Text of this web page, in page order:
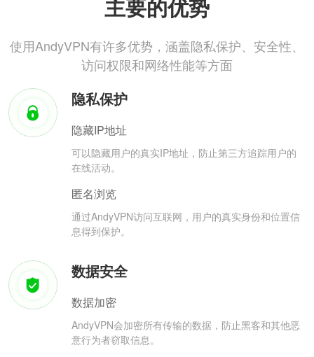
主要的优势
使用AndyVPN有许多优势，涵盖隐私保护、安全性、
访问权限和网络性能等方面
隐私保护
隐藏IP地址
可以隐藏用户的真实IP地址，防止第三方追踪用户的
在线活动。
匿名浏览
通过AndyVPN访问互联网，用户的真实身份和位置信
息得到保护。
数据安全
数据加密
AndyVPN会加密所有传输的数据，防止黑客和其他恶
意行为者窃取信息。